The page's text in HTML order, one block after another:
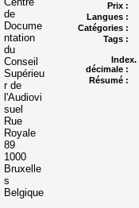
Prix :
Langues :
Catégories :
Tags :
Index.
décimale :
Résumé :
de
Docume
ntation
du
Conseil
Supérieu
r de
l'Audiovi
suel
Rue
Royale
89
1000
Bruxelle
s
Belgique